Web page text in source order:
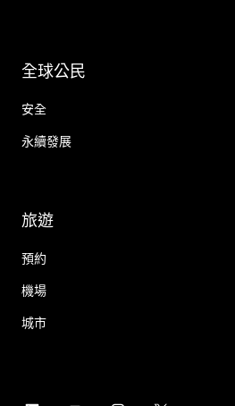
全球公民
安全
永續發展
旅遊
預約
機場
城市